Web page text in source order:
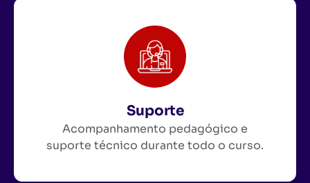
Suporte
Acompanhamento pedagógico e
suporte técnico durante todo o curso.